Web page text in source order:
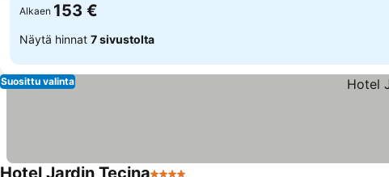
Alkaen 153 €
Näytä hinnat 7 sivustolta
Suosittu valinta
Hotel Jardin Tecina